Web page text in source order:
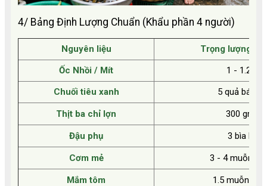
4/ Bảng Định Lượng Chuẩn (Khẩu phần 4 người)
Nguyên liệu
Trọng lượng lý
Ốc Nhồi / Mít
1 - 1.2 kg
Chuối tiêu xanh
5 quả bánh
Thịt ba chỉ lợn 300 gram
Đậu phụ 3 bìa lớn
Cơm mẻ 3 - 4 muỗng
Mắm tôm 1.5 muỗng